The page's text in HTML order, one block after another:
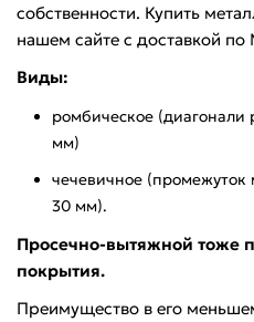
собственности. Купить
нашем сайте с доставкой по
Виды:
ромбическое
мм)
чечевичное
30 мм).
Просечно-вытяжной тоже
покрытия.
Преимущество в его